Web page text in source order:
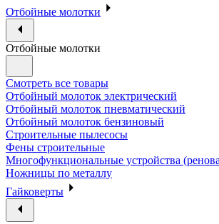
Отбойные молотки
Отбойные молотки
Смотреть все товары
Отбойный молоток электрический
Отбойный молоток пневматический
Отбойный молоток бензиновый
Строительные пылесосы
Фены строительные
Многофункциональные устройства
Ножницы по металлу
Гайковерты